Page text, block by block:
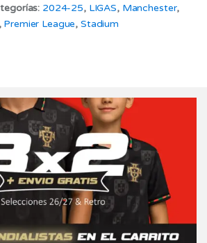
2024-25, LIGAS, Manchester,
, Premier League,Stadium